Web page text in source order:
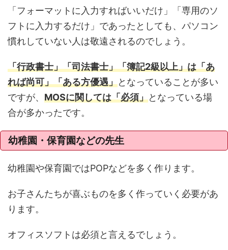
「フォーマットに入力すればいいだけ」「専用のソ
フトに入力するだけ」であったとしても、パソコン
慣れしていない人は敬遠されるのでしょう。
「行政書士」「司法書士」「簿記2級以上」は「あ
れば尚可」「ある方優遇」となっていることが多い
ですが、 MOSに関しては「必須」となっている場
合が多かったです。
幼稚園・保育園などの先生
幼稚園や保育園ではPOPなどを多く作ります。
お子さんたちが喜ぶものを多く作っていく必要があ
ります。
オフィスソフトは必須と言えるでしょう。